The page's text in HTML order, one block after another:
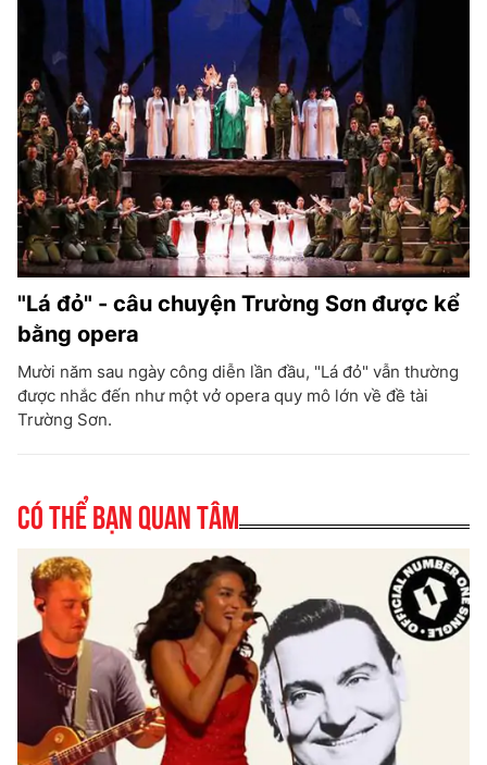
"Lá đỏ" - câu chuyện Trường Sơn được kể
bằng opera
Mười năm sau ngày công diễn lần đầu, "Lá đỏ" vẫn thường
được nhắc đến như một vở opera quy mô lớn về đề tài
Trường Sơn.
Có thể bạn quan tâm